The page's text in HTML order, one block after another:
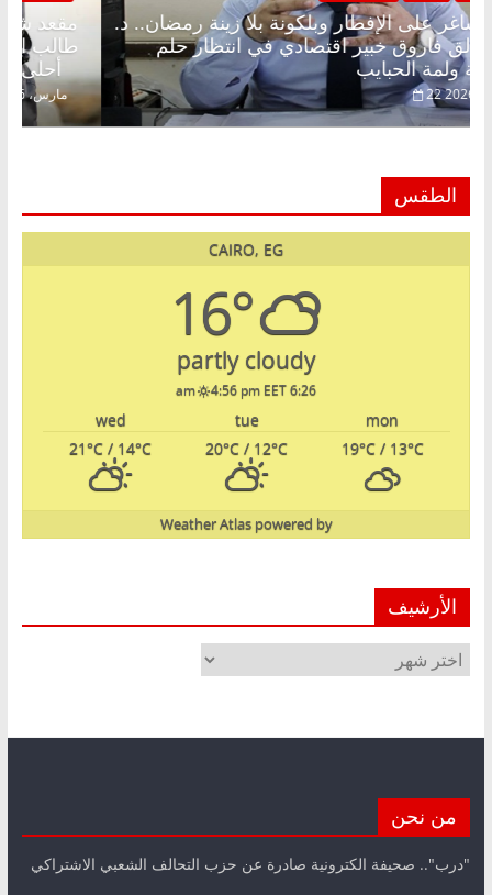
مقعد شاغر على الإفطار وبلكونة بلا زينة رمضان.. د.
عبدالخالق فاروق خبير اقتصادي في انتظار حلم
الحرية ولمة الحبايب
22 فبراير، 2026
الطقس
CAIRO, EG
16°
partly cloudy
6:26 am
4:56 pm EET
mon
tue
wed
19°C/ 13°C
20°C / 12°C
21°C / 14°C
powered by
Weather Atlas
الأرشيف
الأرشيف
من نحن
"درب".. صحيفة الكترونية صادرة عن حزب التحالف الشعبي الاشتراكي